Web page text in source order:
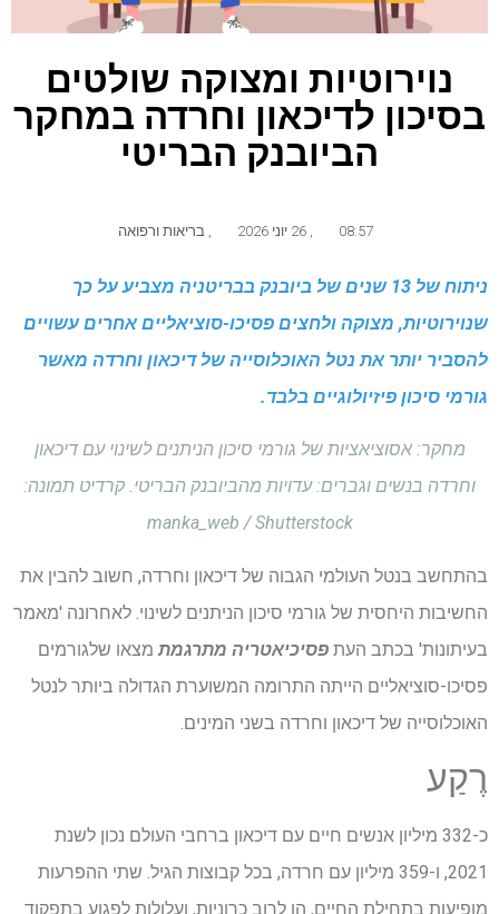
נוירוטיות ומצוקה שולטים
בסיכון לדיכאון וחרדה במחקר
הביובנק הבריטי
08:57 26 יוני 2026 בריאות ורפואה
ניתוח של 13 שנים של ביובנק בבריטניה מצביע על כך
שנוירוטיות, מצוקה ולחצים פסיכו-סוציאליים אחרים עשויים
להסביר יותר את נטל האוכלוסייה של דיכאון וחרדה מאשר
גורמי סיכון פיזיולוגיים בלבד.
מחקר: אסוציאציות של גורמי סיכון הניתנים לשינוי עם דיכאון
וחרדה בנשים וגברים: עדויות מהביובנק הבריטי. קרדיט תמונה:
manka_web / Shutterstock
בהתחשב בנטל העולמי הגבוה של דיכאון וחרדה, חשוב להבין את
החשיבות היחסית של גורמי סיכון הניתנים לשינוי. לאחרונה 'מאמר
בעיתונות' בכתב העת פסיכיאטריה מתרגמת מצאו שלגורמים
פסיכו-סוציאליים הייתה התרומה המשוערת הגדולה ביותר לנטל
האוכלוסייה של דיכאון וחרדה בשני המינים.
רֶקַע
כ-332 מיליון אנשים חיים עם דיכאון ברחבי העולם נכון לשנת
2021, ו-359 מיליון עם חרדה, בכל קבוצות הגיל. שתי ההפרעות
מופיעות בתחילת החיים, הן לרוב כרוניות, ועלולות לפגוע בתפקוד